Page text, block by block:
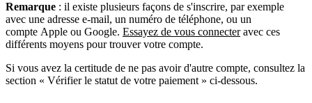
Remarque : il existe plusieurs façons de s'inscrire, par exemple
avec une adresse e-mail, un numéro de téléphone, ou un
compte Apple ou Google. Essayez de vous connecteravec ces
différents moyens pour trouver votre compte.
Si vous avez la certitude de ne pas avoir d'autre compte, consultez la
section « Vérifier le statut de votre paiement » ci-dessous.